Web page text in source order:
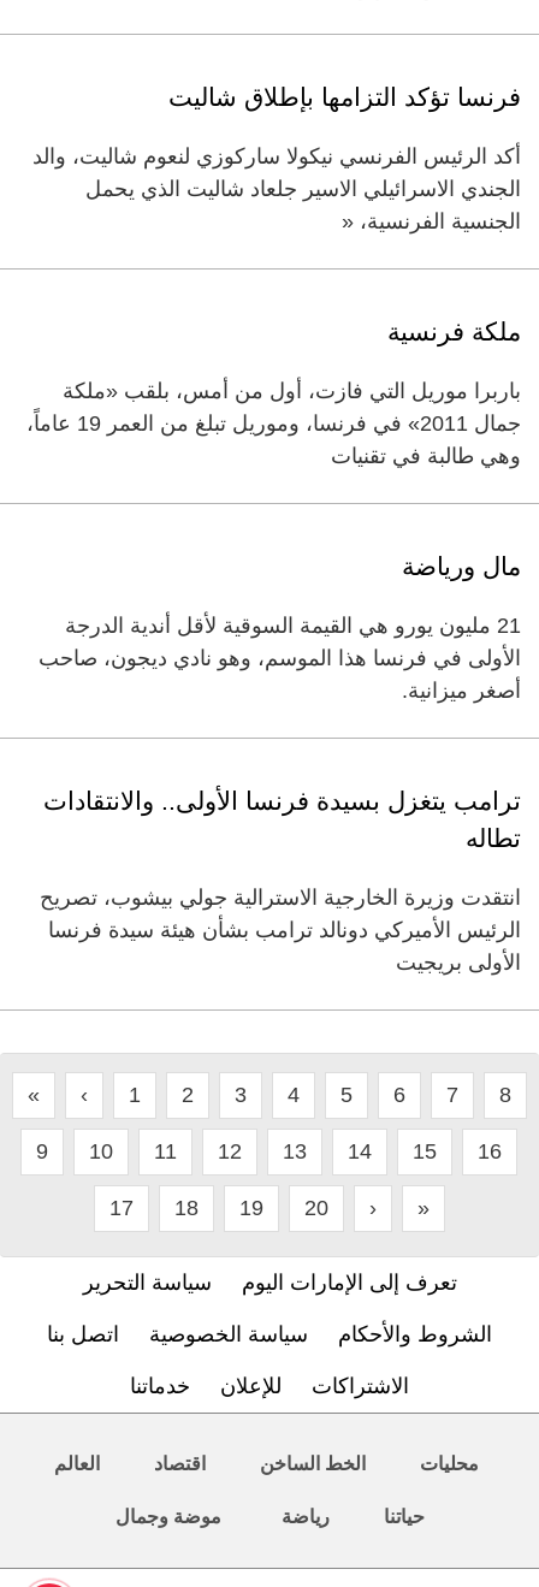
فرنسا تؤكد التزامها بإطلاق شاليت
أكد الرئيس الفرنسي نيكولا ساركوزي لنعوم شاليت، والد
الجندي الاسرائيلي الاسير جلعاد شاليت الذي يحمل
الجنسية الفرنسية، «
ملكة فرنسية
باربرا موريل التي فازت، أول من أمس، بلقب «ملكة
جمال 2011» في فرنسا، وموريل تبلغ من العمر 19 عاماً،
وهي طالبة في تقنيات
مال ورياضة
21 مليون يورو هي القيمة السوقية لأقل أندية الدرجة
الأولى في فرنسا هذا الموسم، وهو نادي ديجون، صاحب
أصغر ميزانية.
ترامب يتغزل بسيدة فرنسا الأولى.. والانتقادات
تطاله
انتقدت وزيرة الخارجية الاسترالية جولي بيشوب، تصريح
الرئيس الأميركي دونالد ترامب بشأن هيئة سيدة فرنسا
الأولى بريجيت
« ‹ 1 2 3 4 5 6 7 8
9 10 11 12 13 14 15 16
17 18 19 20 › »
تعرف إلى الإمارات اليوم سياسة التحرير
الشروط والأحكام سياسة الخصوصية اتصل بنا
الاشتراكات للإعلان خدماتنا
محليات الخط الساخن اقتصاد العالم
حياتنا رياضة موضة وجمال